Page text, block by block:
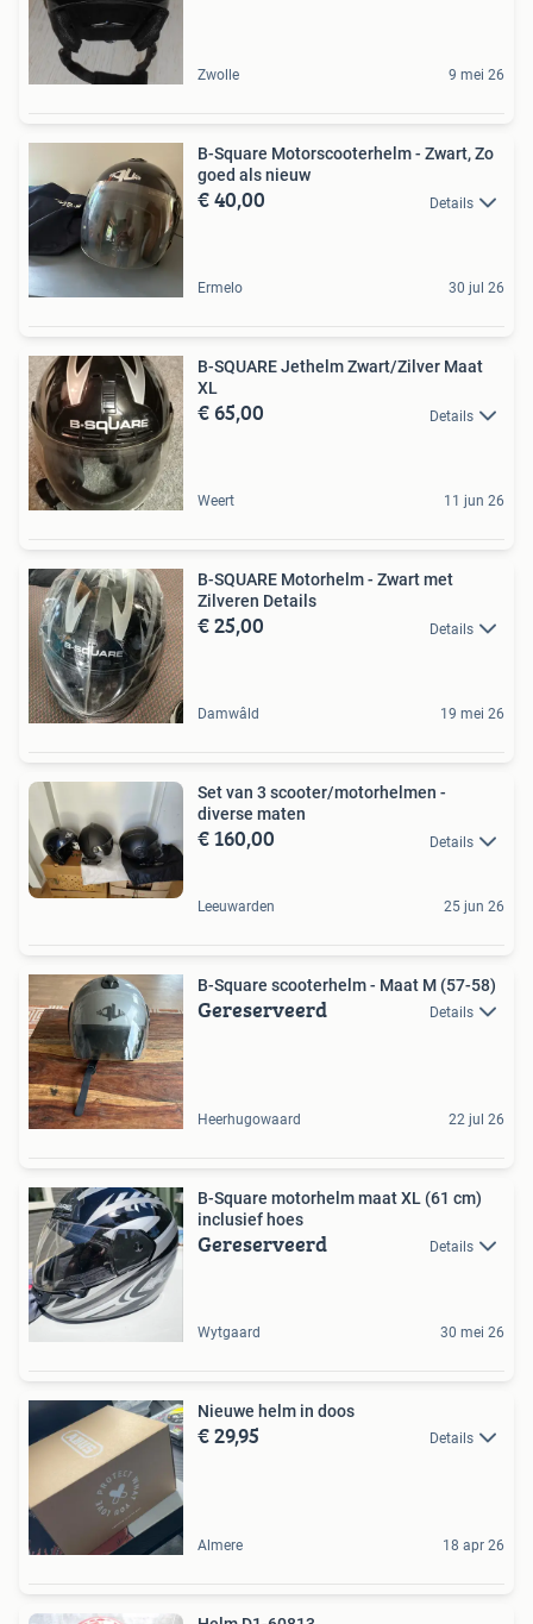
Zwolle 9 mei 26
B-Square Motorscooterhelm - Zwart, Zo
goed als nieuw
€ 40,00 Details
Ermelo 30 jul 26
B-SQUARE Jethelm Zwart/Zilver Maat
XL
€ 65,00 Details
Weert 11 jun 26
B-SQUARE Motorhelm - Zwart met
Zilveren Details
€ 25,00 Details
Damwâld 19 mei 26
Set van 3 scooter/motorhelmen -
diverse maten
€ 160,00 Details
Leeuwarden 25 jun 26
B-Square scooterhelm - Maat M (57-58)
Gereserveerd Details
Heerhugowaard 22 jul 26
B-Square motorhelm maat XL (61 cm)
inclusief hoes
Gereserveerd Details
Wytgaard 30 mei 26
Nieuwe helm in doos
€ 29,95 Details
Almere 18 apr 26